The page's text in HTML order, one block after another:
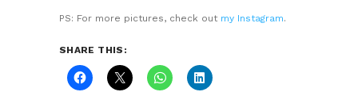
PS: For more pictures, check out my Instagram.
SHARE THIS: